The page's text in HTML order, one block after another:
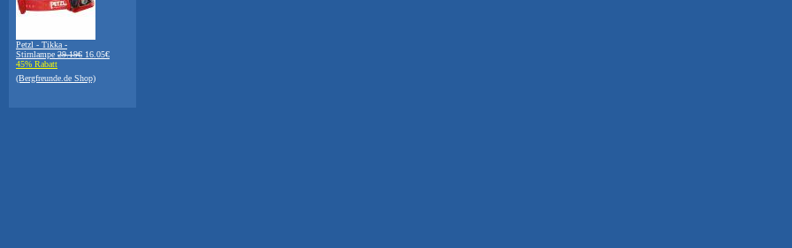
Petzl - Tikka -
Stirnlampe 29.19€ 16.05€
45% Rabatt
(Bergfreunde.de Shop)